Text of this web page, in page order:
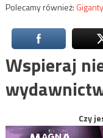
Polecamy również:
Wspieraj
Czy